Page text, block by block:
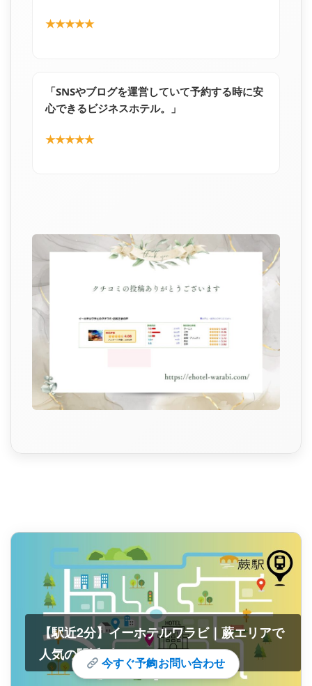
★★★★★
「SNSやブログを運営していて予約する時に安
心できるビジネスホテル。」
★★★★★
【駅近2分】イーホテルワラビ｜蕨エリアで
人気の駅近ビジネスホテル
今すぐ予約✉ お問い合わせ